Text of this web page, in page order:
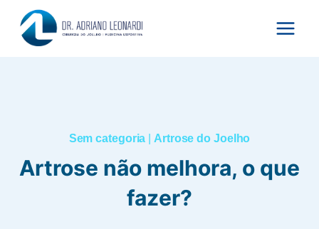
para
Sem categoria Artrose do Joelho
Artrose não melhora, o que
fazer?